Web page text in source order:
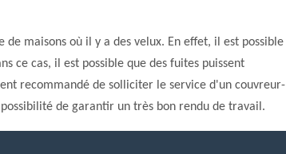
maisons où il y a des velux. En effet, il est possible
ce cas, il est possible que des fuites puissent
recommandé de solliciter le service d'un couvreur-
de garantir un très bon rendu de travail.